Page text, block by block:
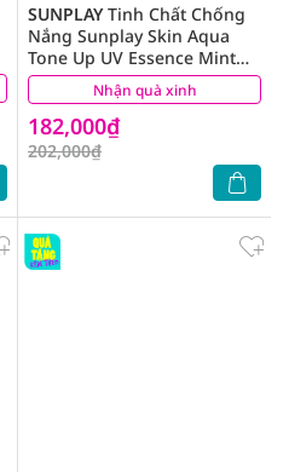
Nhận quà xinh
SUNPLAYTinh Chất Chống
Nắng Sunplay Skin Aqua
Tone Up UV Essence Mint
Green SPF50+ PA++++ Pure
& Radiant Skin Hiệu Chỉnh
Sắc Da 50g
182,000₫
202,000₫
(8)